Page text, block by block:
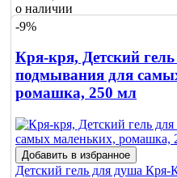
о наличии
-9%
Кря-кря, Детский
подмывания для
ромашка, 250 мл
Добавить в избранное
Детский гель для душа Кря-